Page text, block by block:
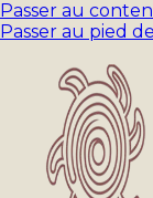
Passer au
Passer au pied